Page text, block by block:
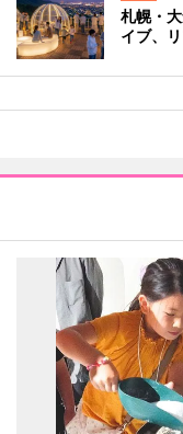
札幌・
イブ、